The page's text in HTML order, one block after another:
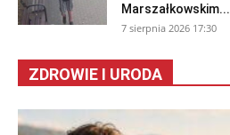
Marszałkowskim...
7 sierpnia 2026 17:30
ZDROWIE I URODA